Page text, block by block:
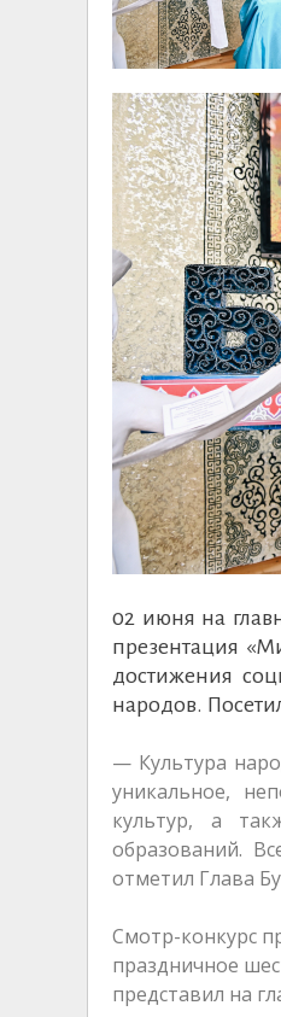
02 июня на
презентация
достижения
народов.
— Культура
уникальное,
культур, а
образований.
отметил Глава
Смотр-конкурс
праздничное
представил на